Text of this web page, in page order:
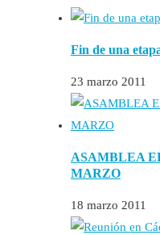
Fin de una
23 marzo 2011
ASAMBLEA
MARZO
18 marzo 2011